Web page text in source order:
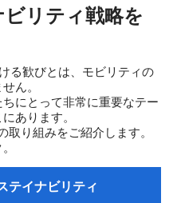
リティ戦略を
る歓びとは、モビリティの
ん。
にとって非常に重要なテー
あります。
り組みをご紹介します。
テイナビリティ